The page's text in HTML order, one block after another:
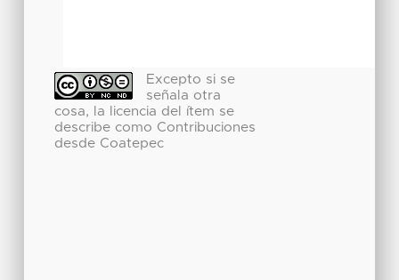
Excepto si se
señala otra
cosa, la licencia del ítem se
describe como Contribuciones
desde Coatepec